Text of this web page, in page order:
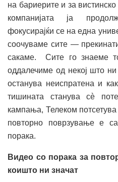
на бариерите и за
компанијата ја
фокусирајќи се на една
соочуваме сите —
сакаме. Сите го знаеме
оддалечиме од некој што ни
останува неиспратена и
тишината станува сè
кампања, Телеком
повторно поврзување е
порака.
Видео со порака за
коишто ни значат